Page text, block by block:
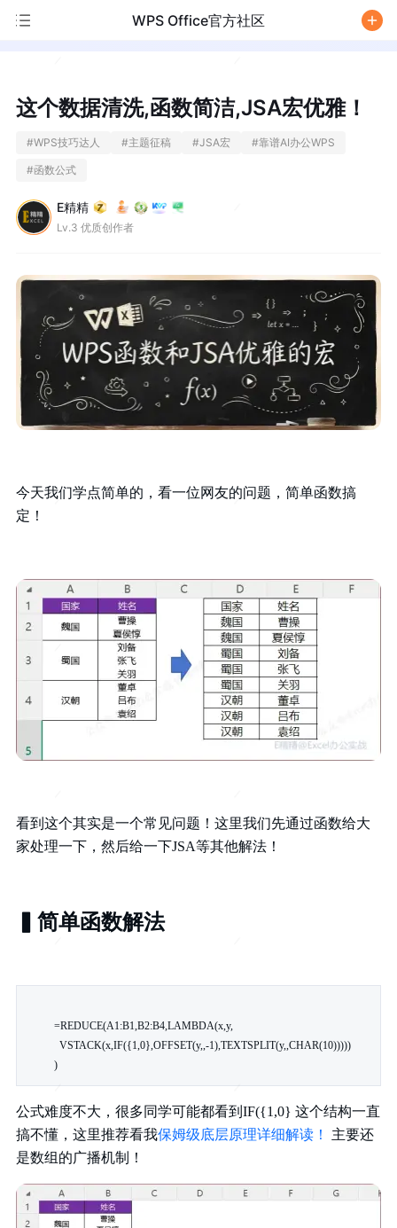
WPS Office官方社区
这个数据清洗,函数简洁,JSA宏优雅！
#WPS技巧达人 #主题征稿 #JSA宏 #靠谱AI办公WPS
#函数公式
E精精
Lv.3 优质创作者
今天我们学点简单的，看一位网友的问题，简单函数搞
定！
看到这个其实是一个常见问题！这里我们先通过函数给大
家处理一下，然后给一下JSA等其他解法！
▍简单函数解法
=REDUCE(A1:B1,B2:B4,LAMBDA(x,y,
)
公式难度不大，很多同学可能都看到IF({1,0} 这个结构一直
搞不懂，这里推荐看我保姆级底层原理详细解读！
主要还
是数组的广播机制！